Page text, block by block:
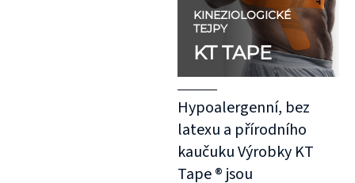
KINEZIOLOGICKÉ
TEJPY
KT TAPE
Hypoalergenní, bez
latexu a přírodního
kaučuku Výrobky KT
Tape ® jsou